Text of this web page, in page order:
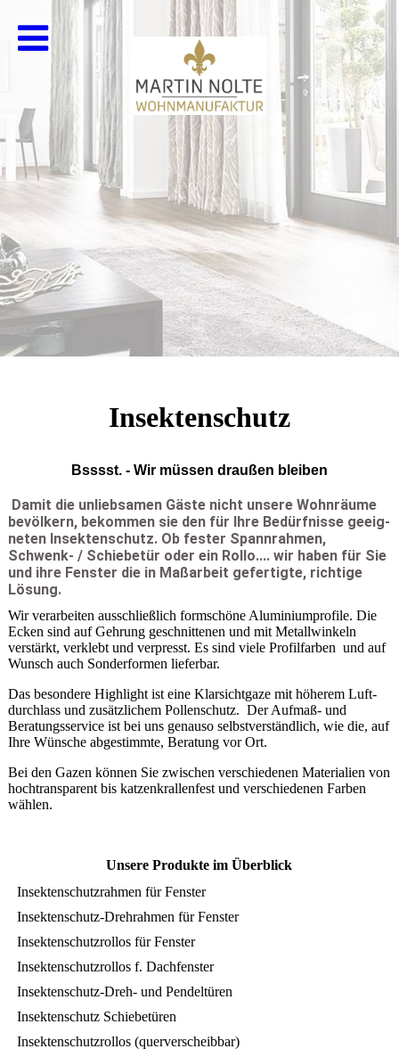
Insektenschutz
Bsssst. - Wir müssen draußen bleiben
Damit die unliebsamen Gäste nicht unsere Wohn­räume
bevölkern, bekommen sie den für Ihre Be­dürf­­nisse geeig­
neten Insek­ten­schutz. Ob fester Spann­rah­men,
Schwenk- / Schiebe­tür oder ein Rollo.... wir haben für Sie
und ihre Fens­ter die in Maß­arbeit gefer­tigte, rich­tige
Lösung.
Wir verarbeiten aus­schließ­lich form­schöne Alu­minium­profile. Die
Ecken sind auf Geh­rung ge­schnitte­nen und mit Metall­winkeln
verstärkt, verklebt und ver­presst. Es sind viele Profilfar­ben und auf
Wunsch auch Sonder­formen lieferbar.
Das besondere Highlight ist eine Klarsicht­gaze mit höherem Luft­
durch­lass und zusätz­lichem Pollen­schutz. Der Aufmaß- und
Beratungs­service ist bei uns genauso selbst­verständ­lich, wie die, auf
Ihre Wünsche abge­stimmte, Beratung vor Ort.
Bei den Gazen können Sie zwischen ver­schie­de­nen Materialien von
hoch­trans­pa­rent bis katzen­krallen­­fest und verschie­de­nen Farben
wählen.
Unsere Produkte im Überblick
Insektenschutzrahmen für Fenster
Insektenschutz-Drehrahmen für Fenster
Insektenschutzrollos für Fenster
Insektenschutzrollos f. Dachfenster
Insektenschutz-Dreh- und Pendeltüren
Insektenschutz Schiebetüren
Insektenschutzrollos (querverscheibbar)